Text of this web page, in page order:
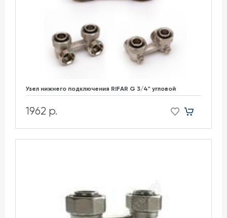
Узел нижнего подключения RIFAR G 3/4" угловой
1962 р.